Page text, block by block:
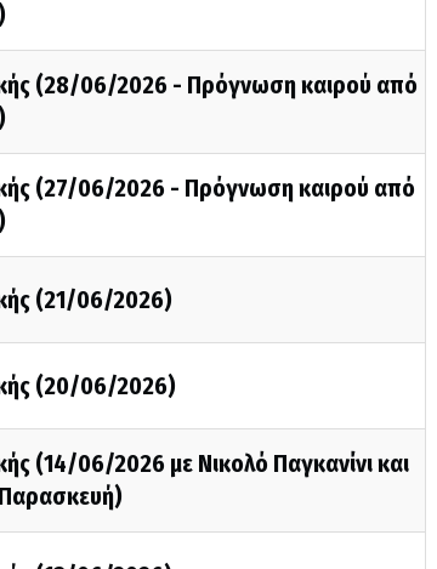
(28/06/2026 - Πρόγνωση καιρού από
(27/06/2026 - Πρόγνωση καιρού από
(21/06/2026)
(20/06/2026)
(14/06/2026 με Νικολό Παγκανίνι και